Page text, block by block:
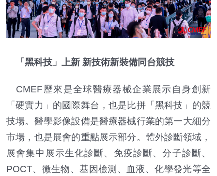
「黑科技」上新 新技術新裝備同台競技
CMEF歷來是全球醫療器械企業展示自身創新
「硬實力」的國際舞台，也是比拼「黑科技」的競
技場。醫學影像設備是醫療器械行業的第一大細分
市場，也是展會的重點展示部分。體外診斷領域，
展會集中展示生化診斷、免疫診斷、分子診斷、
POCT、微生物、基因檢測、血液、化學發光等全